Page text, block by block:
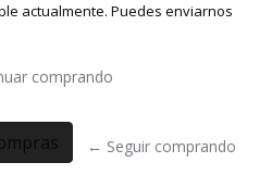
actualmente. Puedes enviarnos
comprando
← Seguir comprando